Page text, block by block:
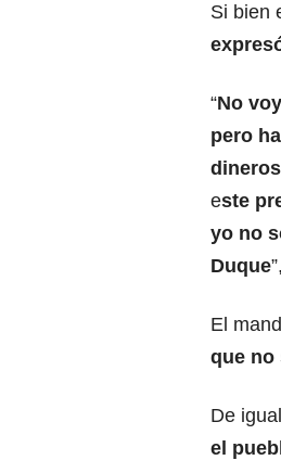
Si bien
“No
pero
este
yo no
Duque
El
que no
De
el